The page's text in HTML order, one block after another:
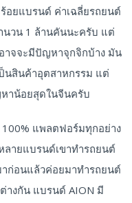
อยแบรนด์ ค่าเฉลี่ยรถยนต์
วน 1 ล้านคันนะครับ แต่
จจะมีปัญหาจุกจิกบ้าง มัน
นสินค้าอุตสาหกรรม แต่
าน้อยสุดในจีนครับ
100% แพลตฟอร์มทุกอย่าง
ลายแบรนด์เขาทำรถยนต์
ก่อนแล้วค่อยมาทำรถยนต์
งกัน แบรนด์ AION มี